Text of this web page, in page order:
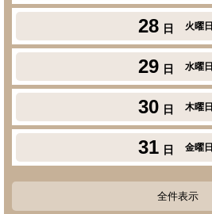
28 日 火曜日
29 日 水曜日
30 日 木曜日
31 日 金曜日
全件表示